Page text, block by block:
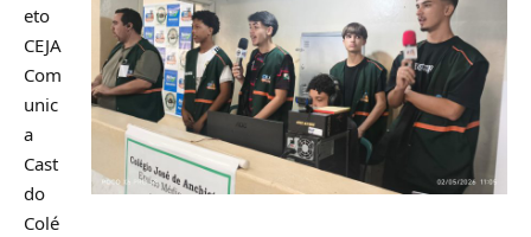
eto
CEJA
Com
unic
a
Cast
do
Colé